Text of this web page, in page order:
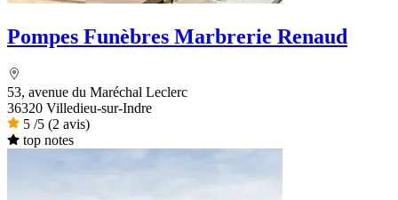
Pompes Funèbres Marbrerie Renaud
53, avenue du Maréchal Leclerc
36320 Villedieu-sur-Indre
5 /5 (2 avis)
top notes